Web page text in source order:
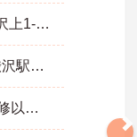
神奈川県 秦野市 渋沢上1-6-60
小田急小田原線「渋沢駅」徒歩10分
■介護職員初任者研修以上 ※無資格の方も応募可（資格支援制度あり）